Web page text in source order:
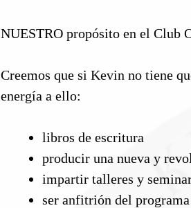
NUESTRO propósito en el Club
Creemos que si Kevin no tiene
energía a ello:
libros de escritura
producir una nueva y
impartir talleres y
ser anfitrión del